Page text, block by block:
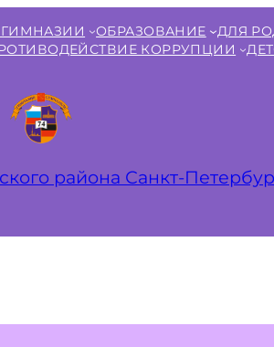
ОБРАЗОВАНИЕ ДЛЯ
КОРРУПЦИИ
района